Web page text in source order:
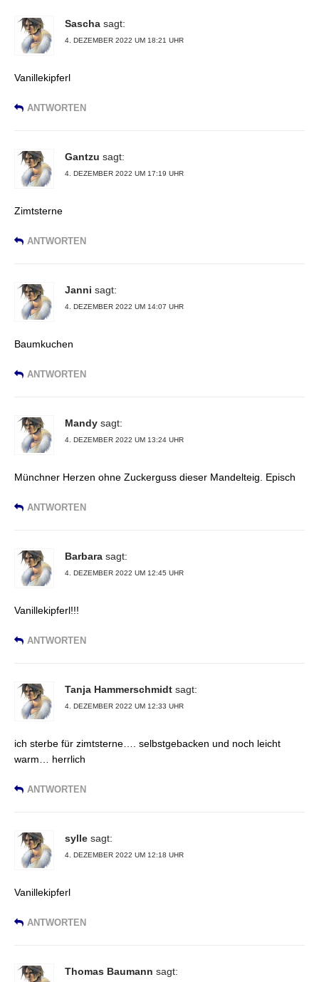
Sascha sagt:
4. DEZEMBER 2022 UM 18:21 UHR
Vanillekipferl
ANTWORTEN
Gantzu sagt:
4. DEZEMBER 2022 UM 17:19 UHR
Zimtsterne
ANTWORTEN
Janni sagt:
4. DEZEMBER 2022 UM 14:07 UHR
Baumkuchen
ANTWORTEN
Mandy sagt:
4. DEZEMBER 2022 UM 13:24 UHR
Münchner Herzen ohne Zuckerguss dieser Mandelteig. Episch
ANTWORTEN
Barbara sagt:
4. DEZEMBER 2022 UM 12:45 UHR
Vanillekipferl!!!
ANTWORTEN
Tanja Hammerschmidt sagt:
4. DEZEMBER 2022 UM 12:33 UHR
ich sterbe für zimtsterne…. selbstgebacken und noch leicht
warm… herrlich
ANTWORTEN
sylle sagt:
4. DEZEMBER 2022 UM 12:18 UHR
Vanillekipferl
ANTWORTEN
Thomas Baumann sagt: